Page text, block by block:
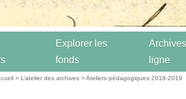
Explorer les
fonds
ligne
>L’atelier des archives >Ateliers pédagogiques 2018-2019